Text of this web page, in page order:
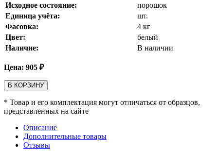
Исходное состояние:
порошок
Единица учёта:
шт.
Фасовка:
4 кг
Цвет:
белый
Наличие:
В наличии
Цена: 905 ₽
В КОРЗИНУ
* Товар и его комплектация могут отличаться от образцов,
представленных на сайте
Описание
Дополнительные товары
Отзывы